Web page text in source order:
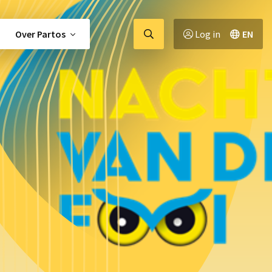
Over Partos Log in EN